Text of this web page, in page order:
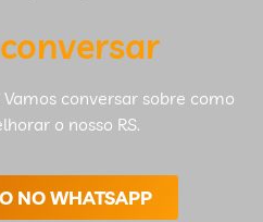
conversar sobre como
o nosso RS.
NO WHATSAPP